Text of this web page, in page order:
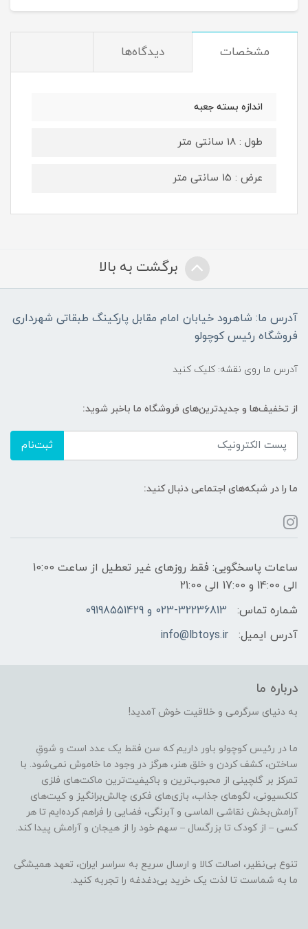
مشخصات دیدگاه‌ها
اندازه بسته جعبه
طول : 18 سانتی متر
عرض : 15 سانتی متر
برگشت به بالا
آدرس ما: شاهرود خیابان امام مقابل پارکینگ طبقاتی شهرداری
فروشگاه رئیس کوچولو
آدرس ما روی نقشه: کلیک کنید
از تخفیف‌ها و جدیدترین‌های فروشگاه ما باخبر شوید:
ثبت‌نام
ما را در شبکه‌های اجتماعی دنبال کنید:
ساعات پاسخگویی: فقط روزهای غیر تعطیل از ساعت 10:00
الی 14:00 و 17:00 الی 21:00
شماره تماس:
023-32236813 و 09198551429
آدرس ایمیل:
info@lbtoys.ir
درباره ما
به دنیای سرگرمی و خلاقیت خوش آمدید!
ما در رئیس کوچولو باور داریم که سن فقط یک عدد است و شوقِ
ساختن، کشف کردن و خلق هنر، هرگز در وجود ما خاموش نمی‌شود. با
تمرکز بر گلچینی از محبوب‌ترین و باکیفیت‌ترین ماکت‌های فلزی
کلکسیونی، لگوهای جذاب، بازی‌های فکری چالش‌برانگیز و کیت‌های
آرامش‌بخش نقاشی الماسی و آبرنگی، فضایی را فراهم کرده‌ایم تا هر
کسی – از کودک تا بزرگسال – سهم خود را از هیجان و آرامش پیدا کند.
تنوع بی‌نظیر، اصالت کالا و ارسال سریع به سراسر ایران، تعهد همیشگی
ما به شماست تا لذت یک خرید بی‌دغدغه را تجربه کنید.